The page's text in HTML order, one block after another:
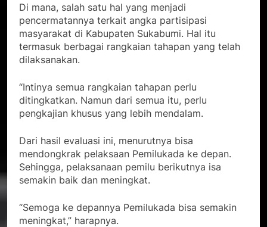
Di mana, salah satu hal yang menjadi
pencermatannya terkait angka partisipasi
masyarakat di Kabupaten Sukabumi. Hal itu
termasuk berbagai rangkaian tahapan yang telah
dilaksanakan.
“Intinya semua rangkaian tahapan perlu
ditingkatkan. Namun dari semua itu, perlu
pengkajian khusus yang lebih mendalam.
Dari hasil evaluasi ini, menurutnya bisa
mendongkrak pelaksaan Pemilukada ke depan.
Sehingga, pelaksanaan pemilu berikutnya isa
semakin baik dan meningkat.
“Semoga ke depannya Pemilukada bisa semakin
meningkat,” harapnya.